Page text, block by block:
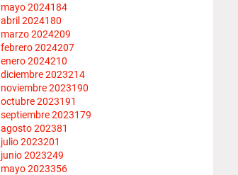
mayo 2024184
abril 2024180
marzo 2024209
febrero 2024207
enero 2024210
diciembre 2023214
noviembre 2023190
octubre 2023191
septiembre 2023179
agosto 202381
julio 2023201
junio 2023249
mayo 2023356